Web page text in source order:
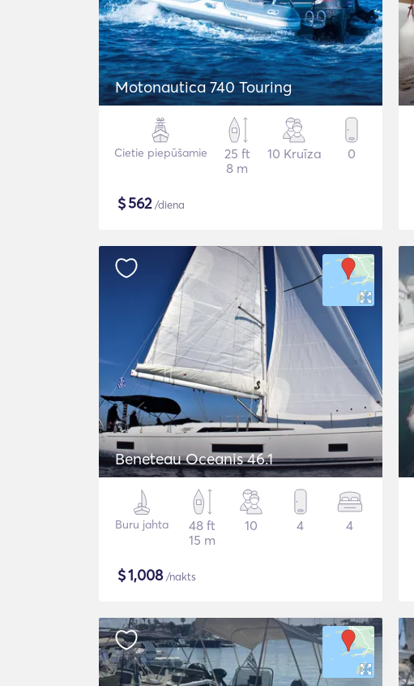
Motonautica 740 Touring
Cietie piepūšamie
25 ft
8 m
10 Kruīza 0
$562/diena
Beneteau Oceanis 46.1
Buru jahta
48 ft
15 m
10 4 4
$1,008/nakts